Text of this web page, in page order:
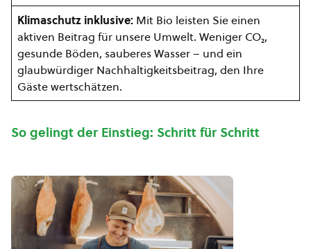
Klimaschutz inklusive: Mit Bio leisten Sie einen
aktiven Beitrag für unsere Umwelt. Weniger CO₂,
gesunde Böden, sauberes Wasser – und ein
glaubwürdiger Nachhaltigkeitsbeitrag, den Ihre
Gäste wertschätzen.
So gelingt der Einstieg: Schritt für Schritt